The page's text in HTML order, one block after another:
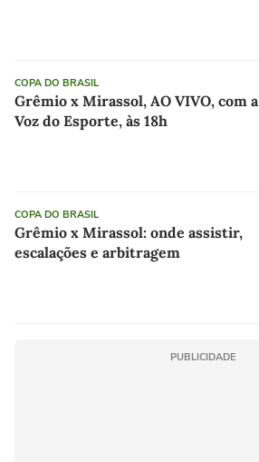
COPA DO BRASIL
Grêmio x Mirassol, AO VIVO, com a
Voz do Esporte, às 18h
COPA DO BRASIL
Grêmio x Mirassol: onde assistir,
escalações e arbitragem
PUBLICIDADE